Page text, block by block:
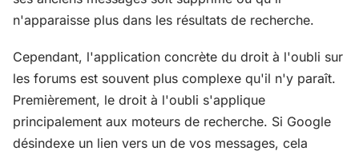
n'apparaisse plus dans les résultats de recherche.
Cependant, l'application concrète du droit à l'oubli sur
les forums est souvent plus complexe qu'il n'y paraît.
Premièrement, le droit à l'oubli s'applique
principalement aux moteurs de recherche. Si Google
désindexe un lien vers un de vos messages, cela